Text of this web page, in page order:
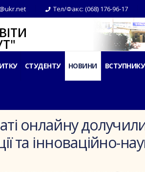
Тел/Факс: (068) 176-96-17
СТУДЕНТУ НОВИНИ ВСТУПНИКУ
онлайну
та інноваційно-